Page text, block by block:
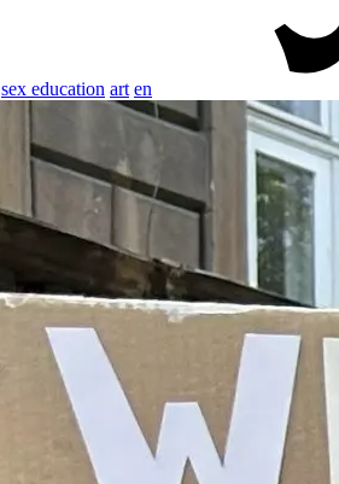
sex education art en